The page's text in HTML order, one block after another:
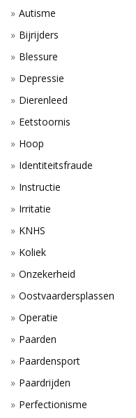
Autisme
Bijrijders
Blessure
Depressie
Dierenleed
Eetstoornis
Hoop
Identiteitsfraude
Instructie
Irritatie
KNHS
Koliek
Onzekerheid
Oostvaardersplassen
Operatie
Paarden
Paardensport
Paardrijden
Perfectionisme